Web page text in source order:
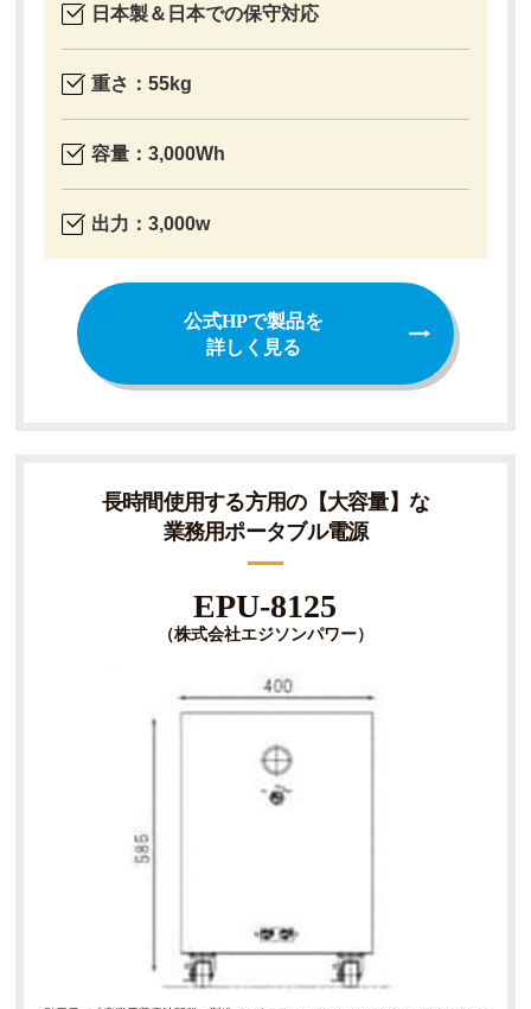
日本製＆日本での保守対応
重さ：55kg
容量：3,000Wh
出力：3,000w
公式HPで製品を
詳しく見る
長時間使用する方用の【大容量】な
業務用ポータブル電源
EPU-8125
（株式会社エジソンパワー）